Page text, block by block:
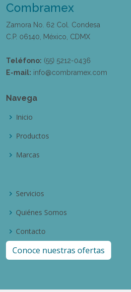
Combramex
Zamora No. 62 Col. Condesa
C.P. 06140, México, CDMX
Teléfono: (55) 5212-0436
E-mail: info@combramex.com
Navega
Inicio
Productos
Marcas
Servicios
Quiénes Somos
Contacto
Conoce nuestras ofertas